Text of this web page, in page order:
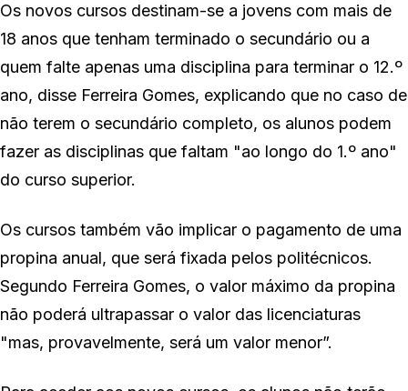
Os novos cursos destinam-se a jovens com mais de
18 anos que tenham terminado o secundário ou a
quem falte apenas uma disciplina para terminar o 12.º
ano, disse Ferreira Gomes, explicando que no caso de
não terem o secundário completo, os alunos podem
fazer as disciplinas que faltam "ao longo do 1.º ano"
do curso superior.
Os cursos também vão implicar o pagamento de uma
propina anual, que será fixada pelos politécnicos.
Segundo Ferreira Gomes, o valor máximo da propina
não poderá ultrapassar o valor das licenciaturas
"mas, provavelmente, será um valor menor”.